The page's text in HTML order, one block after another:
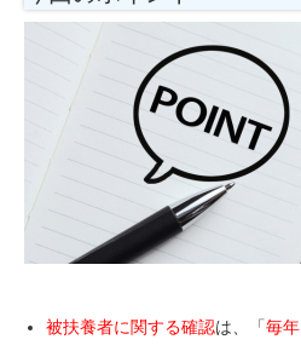
被扶養者に関する確認は、「毎年